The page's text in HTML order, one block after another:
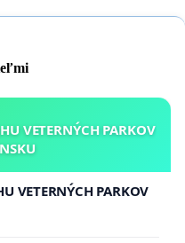
VETERNÝCH PARKOV
VETERNÝCH PARKOV